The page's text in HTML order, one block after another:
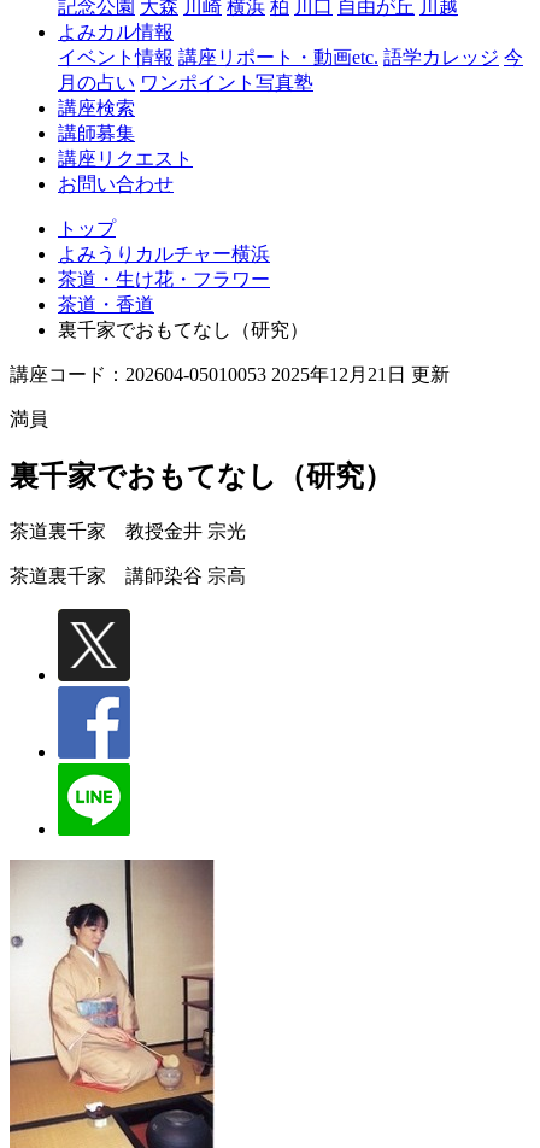
記念公園 大森 川崎 横浜 柏 川口 自由が丘 川越
よみカル情報
イベント情報 講座リポート・動画etc. 語学カレッジ 今
月の占い ワンポイント写真塾
講座検索
講師募集
講座リクエスト
お問い合わせ
トップ
よみうりカルチャー横浜
茶道・生け花・フラワー
茶道・香道
裏千家でおもてなし（研究）
講座コード：202604-05010053 2025年12月21日 更新
満員
裏千家でおもてなし（研究）
茶道裏千家 教授金井 宗光
茶道裏千家 講師染谷 宗高